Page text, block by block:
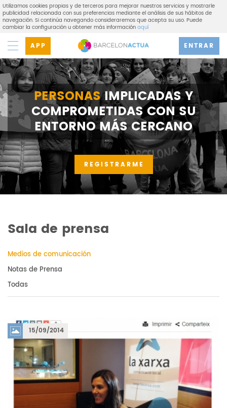
Utilizamos cookies propias y de terceros para mejorar nuestros servicios y mostrarle
publicidad relacionada con sus preferencias mediante el análisis de sus hábitos de
navegación. Si continúa navegando consideraremos que acepta su uso. Puede
cambiar la configuración u obtener más informaciónaquí
APP ENTRAR
PERSONASIMPLICADAS Y
COMPROMETIDAS CON SU
ENTORNO MÁS CERCANO
REGISTRARME
Sala de prensa
Medios de comunicación
Notas de Prensa
Todas
15/09/2014